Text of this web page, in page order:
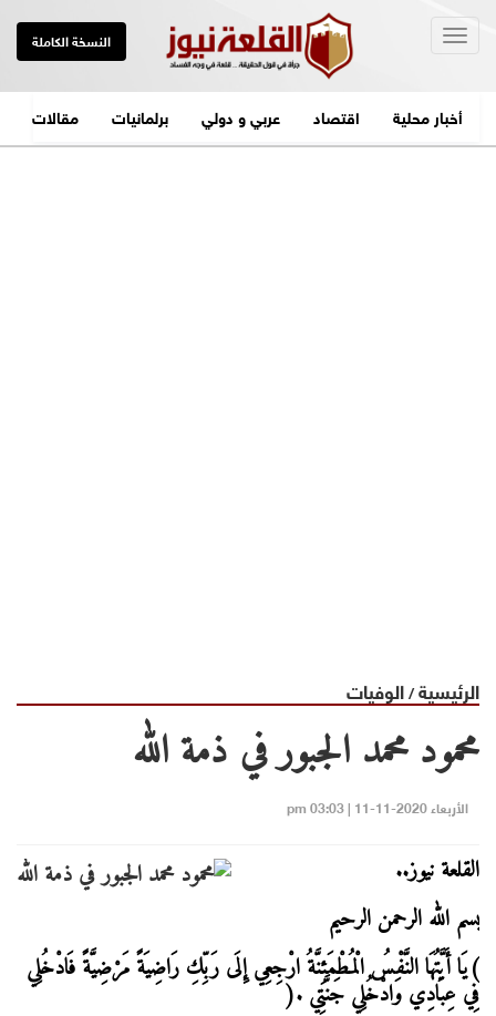
النسخة الكاملة
أخبار محلية اقتصاد عربي و دولي برلمانيات مقالات
الرئيسية/الوفيات
محمود محمد الجبور في ذمة الله
الأربعاء 2020-11-11 | 03:03 pm
القلعة نيوز..
بسم الله الرحمن الرحيم
)يَا أَيَّتُهَا النَّفْسُ الْمُطْمَئِنَّةُ ارْجِعِي إِلَى رَبِّكِ رَاضِيَةً مَرْضِيَّةً فَادْخُلِي
فِي عِبَادِي وَادْخُلِي جَنَّتِي .(